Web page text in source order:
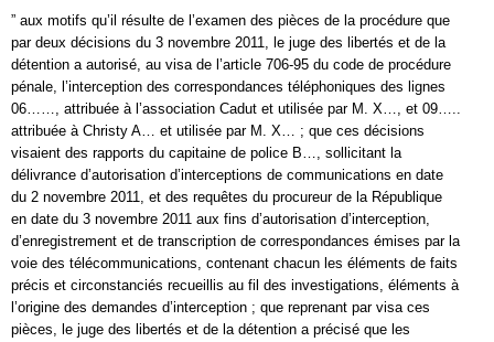
” aux motifs qu’il résulte de l’examen des pièces de la procédure que
par deux décisions du 3 novembre 2011, le juge des libertés et de la
détention a autorisé, au visa de l’article 706-95 du code de procédure
pénale, l’interception des correspondances téléphoniques des lignes
06……, attribuée à l’association Cadut et utilisée par M. X…, et 09…..
attribuée à Christy A… et utilisée par M. X… ; que ces décisions
visaient des rapports du capitaine de police B…, sollicitant la
délivrance d’autorisation d’interceptions de communications en date
du 2 novembre 2011, et des requêtes du procureur de la République
en date du 3 novembre 2011 aux fins d’autorisation d’interception,
d’enregistrement et de transcription de correspondances émises par la
voie des télécommunications, contenant chacun les éléments de faits
précis et circonstanciés recueillis au fil des investigations, éléments à
l’origine des demandes d’interception ; que reprenant par visa ces
pièces, le juge des libertés et de la détention a précisé que les